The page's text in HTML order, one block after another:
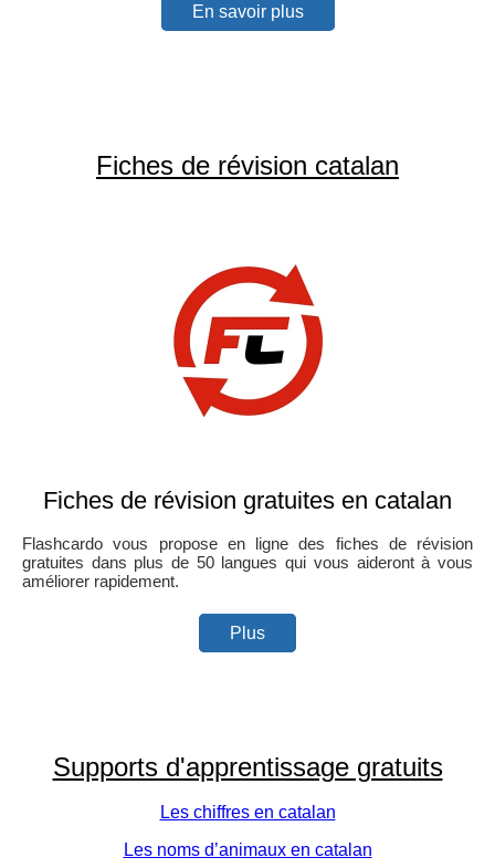
En savoir plus
Fiches de révision catalan
Fiches de révision gratuites en catalan
Flashcardo vous propose en ligne des fiches de révision
gratuites dans plus de 50 langues qui vous aideront à vous
améliorer rapidement.
Plus
Supports d'apprentissage gratuits
Les chiffres en catalan
Les noms d’animaux en catalan